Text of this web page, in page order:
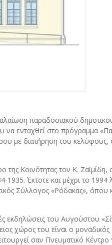
παραδοσιακού
ενταχθεί στο πρόγραμμα
με διατήρηση του κελύφους,
της Κοινότητας τον Κ.
Έκτοτε και μέχρι το 1994
Σύλλογος «Ρόδακας», όπου
του Αυγούστου
χώρος του είναι ο
σαν Πνευματικό Κέντρο